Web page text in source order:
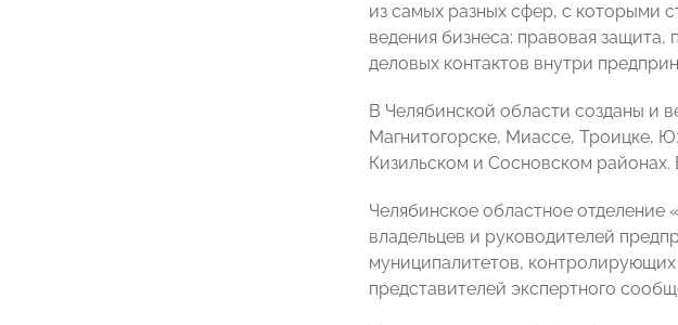
из самых разных сфер, с которыми
ведения бизнеса: правовая
деловых контактов внутри
В Челябинской области созданы и
Магнитогорске, Миассе, Троицке,
Кизильском и Сосновском
Челябинское областное
владельцев и руководителей
муниципалитетов,
представителей экспертного